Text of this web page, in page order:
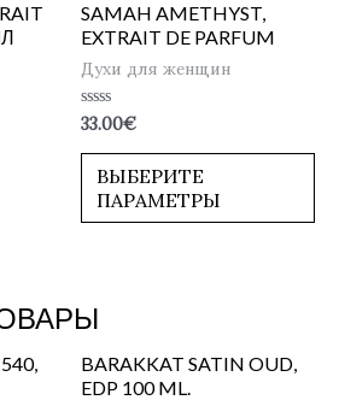
SAMAH AMETHYST,
EXTRAIT DE PARFUM
Духи для женщин
Оценка
из
33.00€
ВЫБЕРИТЕ
ПАРАМЕТРЫ
BARAKKAT SATIN OUD,
EDP 100 ML.